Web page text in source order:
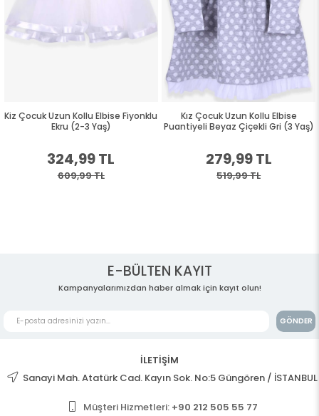
Kiz Çocuk Uzun Kollu Elbise Fiyonklu
Ekru (2-3 Yaş)
324,99 TL
609,99 TL
Kız Çocuk Uzun Kollu Elbise
Puantiyeli Beyaz Çiçekli Gri (3 Yaş)
279,99 TL
519,99 TL
E-BÜLTEN KAYIT
Kampanyalarımızdan haber almak için kayıt olun!
GÖNDER
İLETİŞİM
Sanayi Mah. Atatürk Cad. Kayın Sok. No:5 Güngören / İSTANBUL
Müşteri Hizmetleri: +90 212 505 55 77